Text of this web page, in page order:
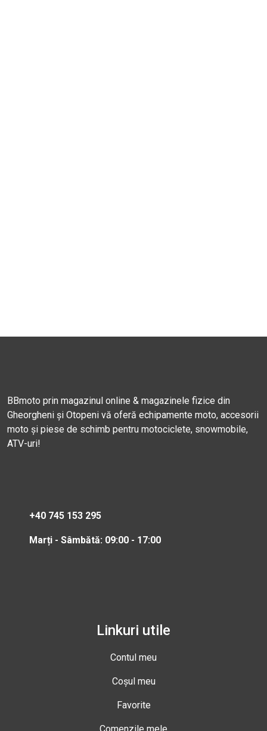
BBmoto prin magazinul online & magazinele fizice din
Gheorgheni și Otopeni vă oferă echipamente moto, accesorii
moto și piese de schimb pentru motociclete, snowmobile,
ATV-uri!
+40 745 153 295
Marți - Sâmbătă: 09:00 - 17:00
Linkuri utile
Contul meu
Coșul meu
Favorite